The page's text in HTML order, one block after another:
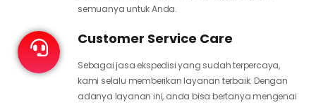
semuanya untuk Anda.
Customer Service Care
Sebagai jasa ekspedisi yang sudah terpercaya,
kami selalu memberikan layanan terbaik. Dengan
adanya layanan ini, anda bisa bertanya mengenai